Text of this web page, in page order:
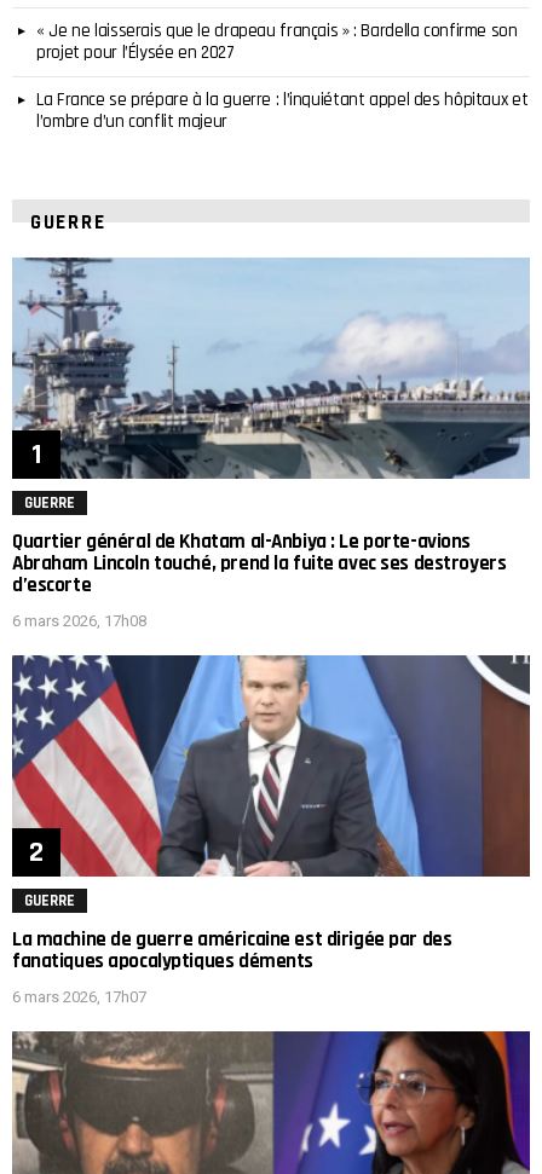
« Je ne laisserais que le drapeau français » : Bardella confirme son
projet pour l’Élysée en 2027
La France se prépare à la guerre : l’inquiétant appel des hôpitaux et
l’ombre d’un conflit majeur
GUERRE
GUERRE
Quartier général de Khatam al-Anbiya : Le porte-avions
Abraham Lincoln touché, prend la fuite avec ses destroyers
d’escorte
6 mars 2026, 17h08
GUERRE
La machine de guerre américaine est dirigée par des
fanatiques apocalyptiques déments
6 mars 2026, 17h07